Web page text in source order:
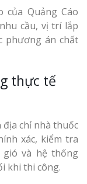
của Quảng Cáo
cầu, vị trí lắp
phương án chất
thực tế
địa chỉ nhà thuốc
xác, kiểm tra
và hệ thống
khi thi công.